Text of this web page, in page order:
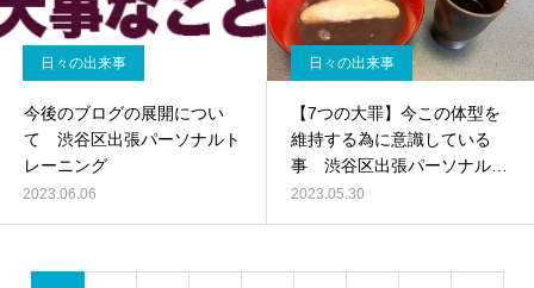
日々の出来事
今後のブログの展開につい
て 渋谷区出張パーソナルト
レーニング
2023.06.06
日々の出来事
【7つの大罪】今この体型を
維持する為に意識している
事 渋谷区出張パーソナルト
レーニング
2023.05.30